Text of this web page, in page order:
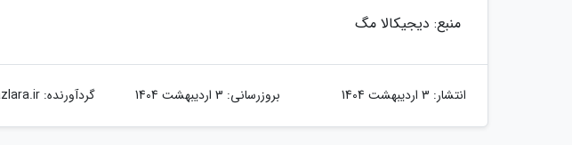
منبع: دیجیکالا مگ
انتشار: 3 اردیبهشت 1404 بروزرسانی: 3 اردیبهشت 1404 گردآورنده: